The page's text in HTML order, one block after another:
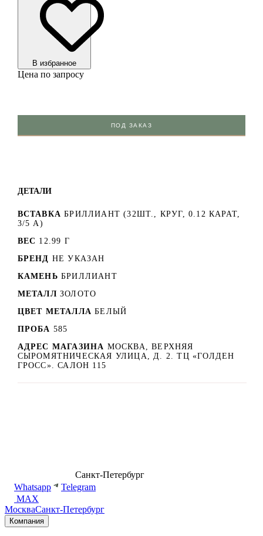
В избранноe
Цена по запросу
ПОД ЗАКАЗ
ДЕТАЛИ
ВСТАВКА БРИЛЛИАНТ (32ШТ., КРУГ, 0.12 КАРАТ,
3/5 А)
ВЕС 12.99 Г
БРЕНД НЕ УКАЗАН
КАМЕНЬ БРИЛЛИАНТ
МЕТАЛЛ ЗОЛОТО
ЦВЕТ МЕТАЛЛА БЕЛЫЙ
ПРОБА 585
АДРЕС МАГАЗИНА МОСКВА, ВЕРХНЯЯ
СЫРОМЯТНИЧЕСКАЯ УЛИЦА, Д. 2. ТЦ «ГОЛДЕН
ГРОСС». САЛОН 115
Санкт-Петербург
Whatsapp
Telegram
MAX
МоскваСанкт-Петербург
Компания